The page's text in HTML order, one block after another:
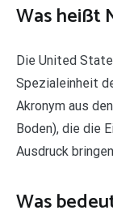
Was heißt
Die United
Spezialeinheit
Akronym aus
Boden), die die
Ausdruck
Was